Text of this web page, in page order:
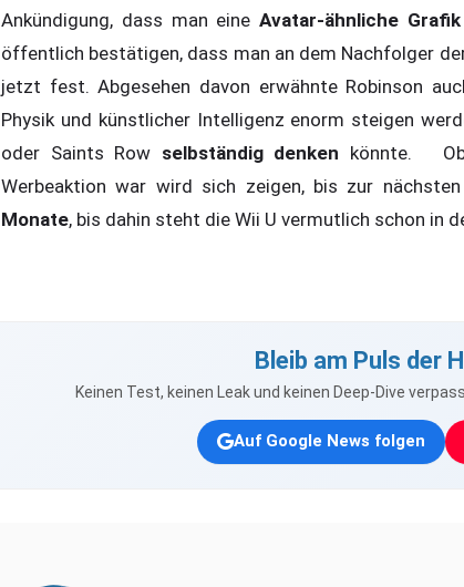
Ankündigung, dass man eineAvatar-ähnliche Grafik
öffentlich bestätigen, dass man an dem Nachfolger
jetzt fest. Abgesehen davon erwähnte Robinson
Physik und künstlicher Intelligenz enorm steigen
oder Saints Row selbständig denken könnte. Ob
Werbeaktion war wird sich zeigen, bis zur
Monate, bis dahin steht die Wii U vermutlich schon in
Bleib am Puls der
Keinen Test, keinen Leak und keinen Deep-Dive
Auf Google News folgen